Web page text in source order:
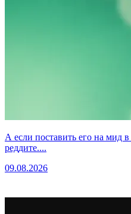
А если поставить его на мид
реддите....
09.08.2026